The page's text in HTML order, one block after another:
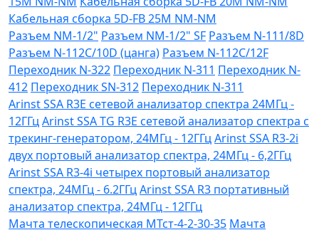
Кабельная сборка 5D-FB 25М NM-NM
Разъем NM-1/2" Разъем NM-1/2" SF Разъем N-111/8D
Разъем N-112C/10D (цанга) Разъем N-112C/12F
Переходник N-322 Переходник N-311 Переходник N-
412 Переходник SN-312 Переходник N-311
Arinst SSA R3Е сетевой анализатор спектра 24МГц -
12ГГцArinst SSA TG R3Е сетевой анализатор спектра с
трекинг-генератором, 24МГц - 12ГГцArinst SSA R3-2i
двух портовый анализатор спектра, 24МГц - 6,2ГГц
Arinst SSA R3-4i четырех портовый анализатор
спектра, 24МГц - 6.2ГГцArinst SSA R3 портативный
анализатор спектра, 24МГц - 12ГГц
Мачта телескопическая МТст-4-2-30-35 Мачта